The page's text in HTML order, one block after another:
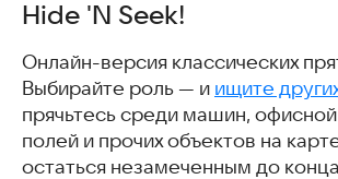
Hide 'N Seek!
Онлайн-версия классических
Выбирайте роль — и ищите
прячьтесь среди машин,
полей и прочих объектов на
остаться незамеченным до